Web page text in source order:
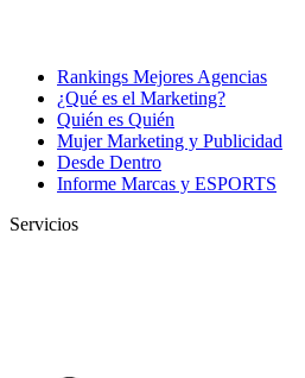
Rankings Mejores Agencias
¿Qué es el Marketing?
Quién es Quién
Mujer Marketing y Publicidad
Desde Dentro
Informe Marcas y ESPORTS
Servicios